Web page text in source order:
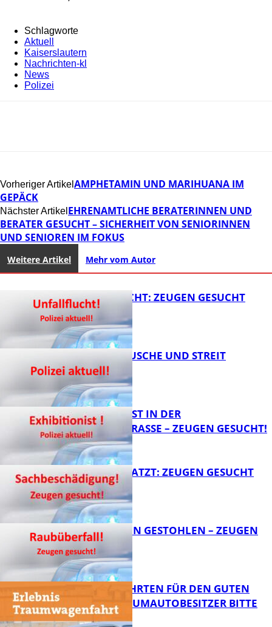
Schlagworte
Aktuell
Kaiserslautern
Nachrichten-kl
News
Polizei
Vorheriger Artikel AMPHETAMIN UND MARIHUANA IM
GEPÄCK
Nächster Artikel EHRENAMTLICHE BERATERINNEN UND
BERATER GESUCHT – SICHERHEIT VON SENIORINNEN
UND SENIOREN IM FOKUS
Weitere Artikel Mehr vom Autor
UNFALLFLUCHT: ZEUGEN GESUCHT
KNALLGERÄUSCHE UND STREIT
EXHIBITIONIST IN DER
VELMANNSTRASSE – ZEUGEN GESUCHT!
AUTO ZERKRATZT: ZEUGEN GESUCHT
FB News
TEURE KETTEN GESTOHLEN – ZEUGEN
GESUCHT!
SPENDENFAHRTEN FÜR DEN GUTEN
ZWECK – TRAUMAUTOBESITZER BITTE
MELDEN!